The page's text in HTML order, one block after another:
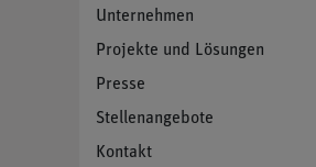
Unternehmen
Projekte und Lösungen
Presse
Stellenangebote
Kontakt